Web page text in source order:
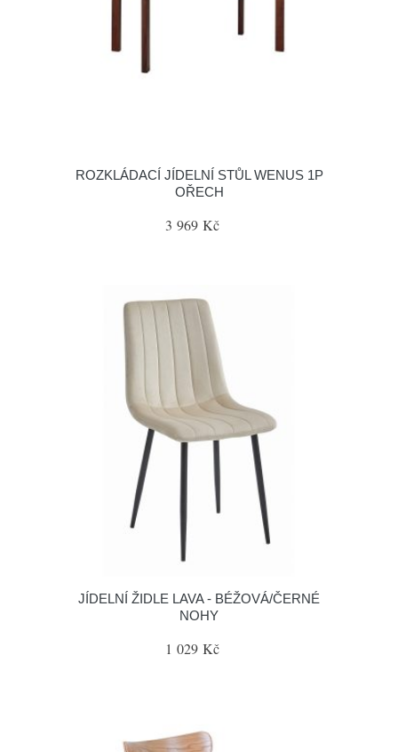
ROZKLÁDACÍ JÍDELNÍ STŮL WENUS 1P
OŘECH
3 969 Kč
JÍDELNÍ ŽIDLE LAVA - BÉŽOVÁ/ČERNÉ
NOHY
1 029 Kč